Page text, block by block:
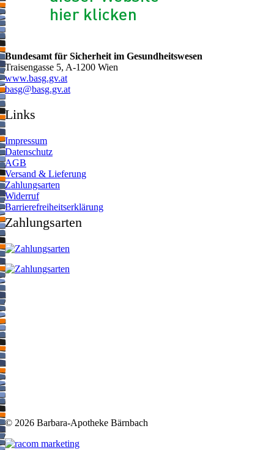
Bundesamt für Sicherheit im Gesundheitswesen
Traisengasse 5, A-1200 Wien
www.basg.gv.at
ta.vg.gsab@gsab
Links
Impressum
Datenschutz
AGB
Versand & Lieferung
Zahlungsarten
Widerruf
Barrierefreiheitserklärung
Zahlungsarten
© 2026 Barbara-Apotheke Bärnbach